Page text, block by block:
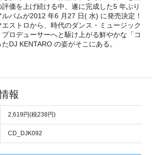
価を上げ続ける中、遂に完成した5 年ぶり
バムが2012 年6 月27 日( 水) に発売決定！
ストロから、時代のダンス・ミュージック
ロデューサーへと駆け上がる鮮やかな「コ
DJ KENTARO の姿がそこにある。
報
2,619円(税238円)
CD_DJK092